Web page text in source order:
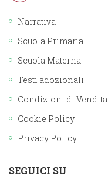
Narrativa
Scuola Primaria
Scuola Materna
Testi adozionali
Condizioni di Vendita
Cookie Policy
Privacy Policy
SEGUICI SU